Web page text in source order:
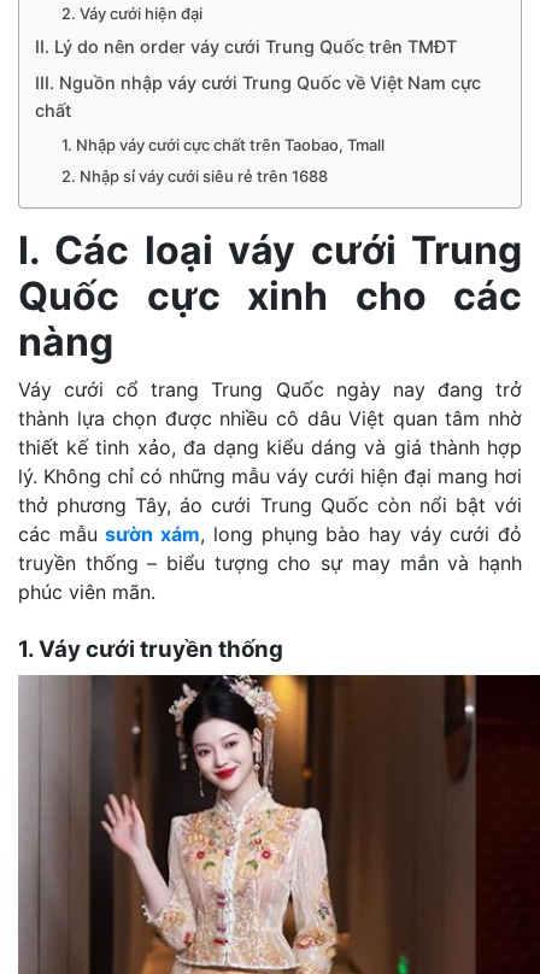
2. Váy cưới hiện đại
II. Lý do nên order váy cưới Trung Quốc trên TMĐT
III. Nguồn nhập váy cưới Trung Quốc về Việt Nam cực
chất
1. Nhập váy cưới cực chất trên Taobao, Tmall
2. Nhập sỉ váy cưới siêu rẻ trên 1688
I. Các loại váy cưới Trung
Quốc cực xinh cho các
nàng
Váy cưới cổ trang Trung Quốc ngày nay đang trở
thành lựa chọn được nhiều cô dâu Việt quan tâm nhờ
thiết kế tinh xảo, đa dạng kiểu dáng và giá thành hợp
lý. Không chỉ có những mẫu váy cưới hiện đại mang hơi
thở phương Tây, áo cưới Trung Quốc còn nổi bật với
các mẫusườn xám, long phụng bào hay váy cưới đỏ
truyền thống – biểu tượng cho sự may mắn và hạnh
phúc viên mãn.
1. Váy cưới truyền thống